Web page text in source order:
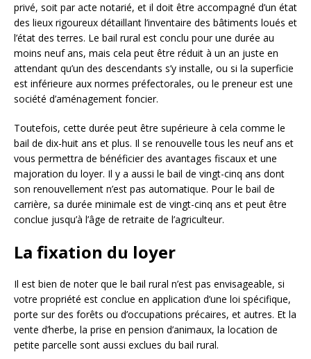
privé, soit par acte notarié, et il doit être accompagné d’un état
des lieux rigoureux détaillant l’inventaire des bâtiments loués et
l’état des terres. Le bail rural est conclu pour une durée au
moins neuf ans, mais cela peut être réduit à un an juste en
attendant qu’un des descendants s’y installe, ou si la superficie
est inférieure aux normes préfectorales, ou le preneur est une
société d’aménagement foncier.
Toutefois, cette durée peut être supérieure à cela comme le
bail de dix-huit ans et plus. Il se renouvelle tous les neuf ans et
vous permettra de bénéficier des avantages fiscaux et une
majoration du loyer. Il y a aussi le bail de vingt-cinq ans dont
son renouvellement n’est pas automatique. Pour le bail de
carrière, sa durée minimale est de vingt-cinq ans et peut être
conclue jusqu’à l’âge de retraite de l’agriculteur.
La fixation du loyer
Il est bien de noter que le bail rural n’est pas envisageable, si
votre propriété est conclue en application d’une loi spécifique,
porte sur des forêts ou d’occupations précaires, et autres. Et la
vente d’herbe, la prise en pension d’animaux, la location de
petite parcelle sont aussi exclues du bail rural.